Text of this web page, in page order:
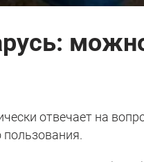
отвечает на
пользования.